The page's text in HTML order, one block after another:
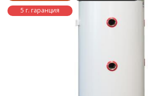
5 г. гаранция